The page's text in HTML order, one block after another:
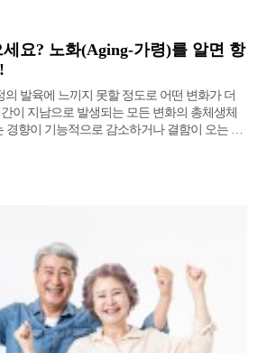
요? 노화(Aging-가령)를 알면 항
의 발육에 느끼지 못할 정도로 어떤 변화가 더
이 지남으로 발생되는 모든 변화의 총체생체
경향이 기능적으로 감소하거나 결함이 오는 …